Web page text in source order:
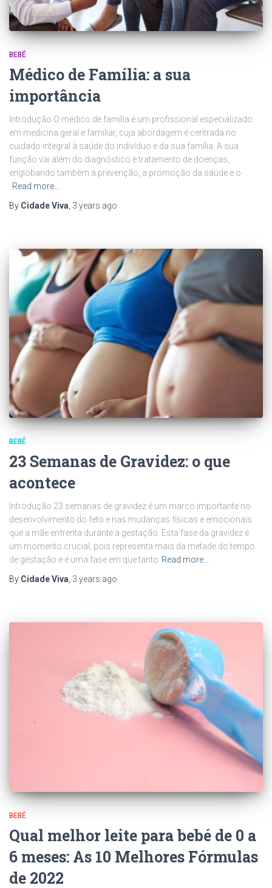
BEBÉ
Médico de Família: a sua
importância
Introdução O médico de família é um profissional especializado
em medicina geral e familiar, cuja abordagem é centrada no
cuidado integral à saúde do indivíduo e da sua família. A sua
função vai além do diagnóstico e tratamento de doenças,
englobando também a prevenção, a promoção da saúde e o
Read more…
By Cidade Viva 3 years ago
BEBÉ
23 Semanas de Gravidez: o que
acontece
Introdução 23 semanas de gravidez é um marco importante no
desenvolvimento do feto e nas mudanças físicas e emocionais
que a mãe enfrenta durante a gestação. Esta fase da gravidez é
um momento crucial, pois representa mais da metade do tempo
de gestação e é uma fase em que tanto Read more…
By Cidade Viva, 3 years ago
BEBÉ
Qual melhor leite para bebé de 0 a
6 meses: As 10 Melhores Fórmulas
de 2022